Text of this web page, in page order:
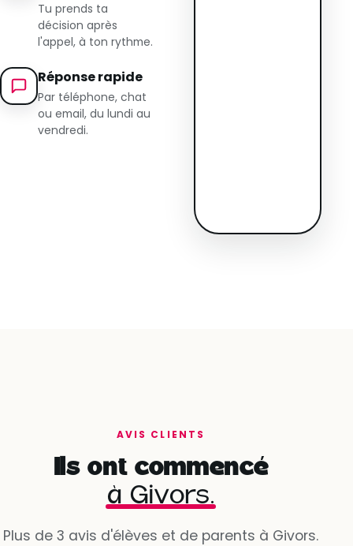
Tu prends ta
décision après
l'appel, à ton rythme.
Réponse rapide
Par téléphone, chat
ou email, du lundi au
vendredi.
AVIS CLIENTS
Ils ont commencé
à Givors.
Plus de 3 avis d'élèves et de parents à Givors.